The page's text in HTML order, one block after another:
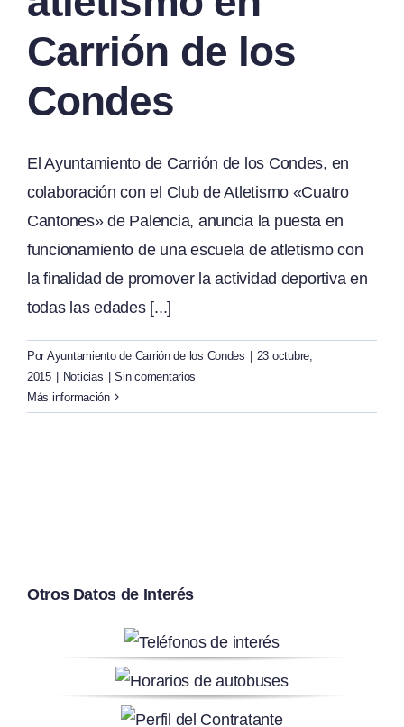
Carrión de los
Condes
El Ayuntamiento de Carrión de los Condes, en
colaboración con el Club de Atletismo «Cuatro
Cantones» de Palencia, anuncia la puesta en
funcionamiento de una escuela de atletismo con
la finalidad de promover la actividad deportiva en
todas las edades [...]
Por Ayuntamiento de Carrión de los Condes
23 octubre,
2015
Noticias
Sin comentarios
Más información
Otros Datos de Interés